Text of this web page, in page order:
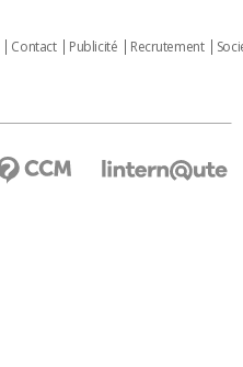
Contact Publicité Recrutement